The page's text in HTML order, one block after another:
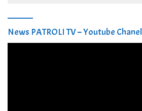
News PATROLI TV – Youtube Chanel